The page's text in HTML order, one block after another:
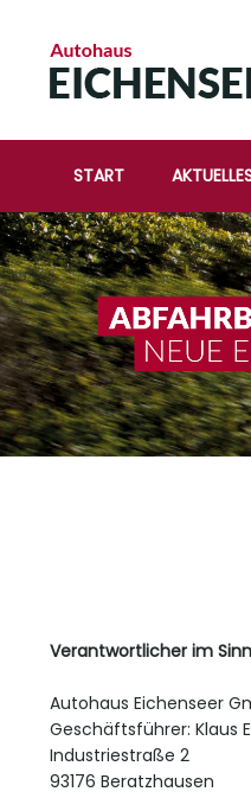
START
Verantwortlicher im
Autohaus Eichenseer
Geschäftsführer: Klaus
Industriestraße 2
93176 Beratzhausen